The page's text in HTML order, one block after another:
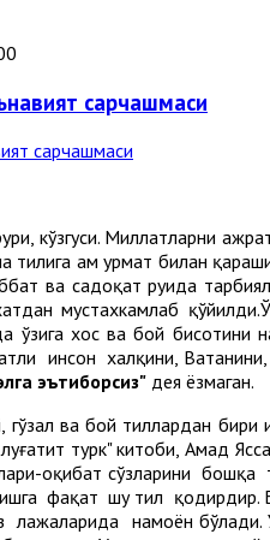
сарчашмаси
кўзгуси. Миллатларни
тилига ҳам ҳурмат билан
ва садоқат руҳида
мустахкамлаб
ўзига хос ва бой бисотини
инсон халқини,
эътиборсиз" дея ёзмаган.
ва бой тиллардан
турк" китоби, Аҳмад
оқибат сўзларини
фақат шу тил қодирдир.
лаҳжаларида намоён